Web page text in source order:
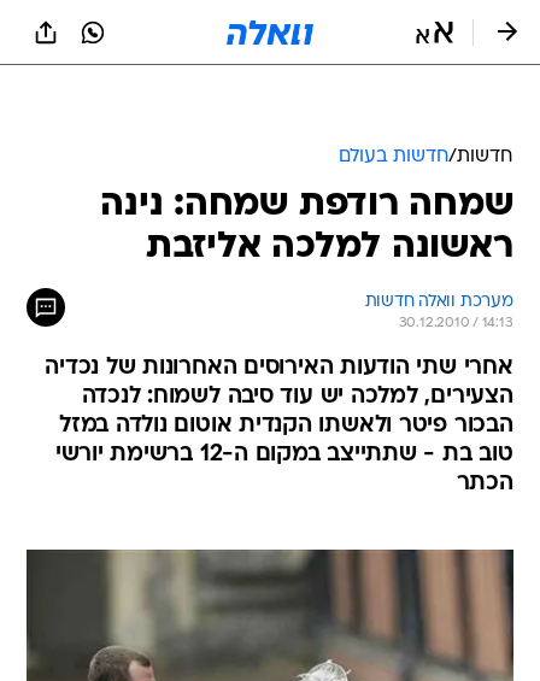
חדשות/חדשות בעולם
שמחה רודפת שמחה: נינה
ראשונה למלכה אליזבת
מערכת וואלה חדשות
30.12.2010 / 14:13
אחרי שתי הודעות האירוסים האחרונות של נכדיה
הצעירים, למלכה יש עוד סיבה לשמוח: לנכדה
הבכור פיטר ולאשתו הקנדית אוטום נולדה במזל
טוב בת - שתתייצב במקום ה-12 ברשימת יורשי
הכתר